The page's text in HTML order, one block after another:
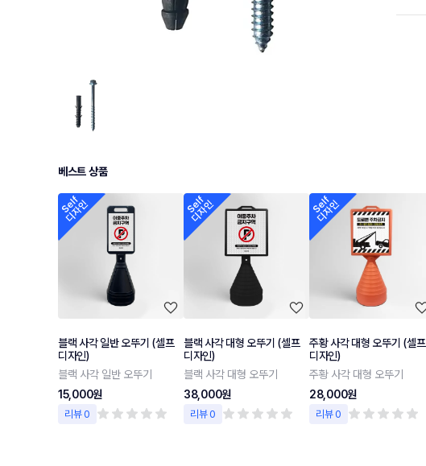
베스트 상품
블랙 사각 일반 오뚜기 (셀프
디자인)
블랙 사각 일반 오뚜기
15,000원
리뷰 0
블랙 사각 대형 오뚜기 (셀프
디자인)
블랙 사각 대형 오뚜기
38,000원
리뷰 0
주황 사각 대형 오뚜기 (셀프
디자인)
주황 사각 대형 오뚜기
28,000원
리뷰 0